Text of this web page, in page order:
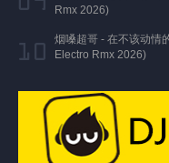
Rmx 2026)
烟嗓超哥 - 在不该动情
Electro Rmx 2026)